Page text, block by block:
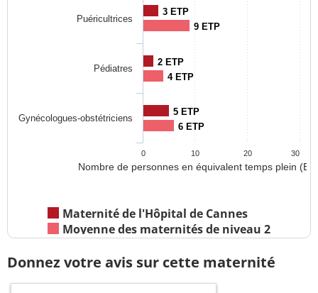
Nombre de personnes en équivalent temps plein
3 ETP
2 ETP
5 ETP
9 ETP
4 ETP
6 ETP
Maternité de l'Hôpital de Cannes
Moyenne des maternités de niveau 2
Puéricultrices
Pédiatres
Gynécologues-obstétriciens
0 10 20 30
Donnez votre avis sur cette maternité